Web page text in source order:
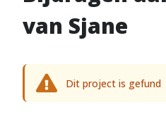
van Sjane
Dit project is gefund